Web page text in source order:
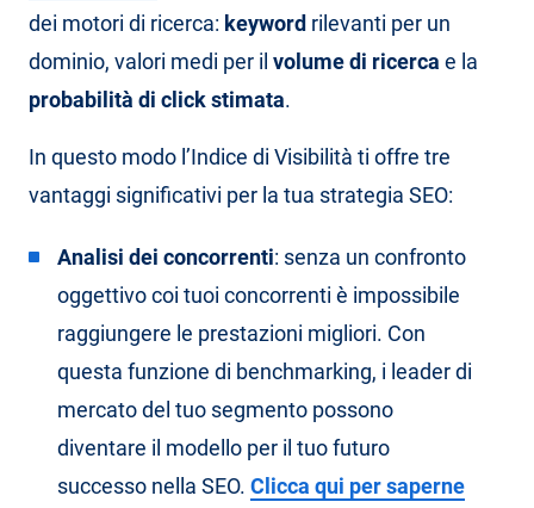
dei motori di ricerca: keyword rilevanti per un
dominio, valori medi per il volume di ricerca e la
probabilità di click stimata.
In questo modo l’Indice di Visibilità ti offre tre
vantaggi significativi per la tua strategia SEO:
Analisi dei concorrenti: senza un confronto
oggettivo coi tuoi concorrenti è impossibile
raggiungere le prestazioni migliori. Con
questa funzione di benchmarking, i leader di
mercato del tuo segmento possono
diventare il modello per il tuo futuro
successo nella SEO. Clicca qui per saperne